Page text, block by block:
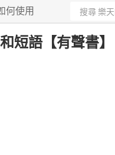
何使用
短語【有聲書】